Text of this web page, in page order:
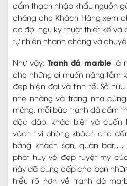
cẩm thạch nhập khẩu nguồn
chăng cho Khách Hàng xem
có đội ngũ kỹ thuật thiết kế và
tự nhiên nhanh chóng và
Như vậy: Tranh đá marble là
cho những ai muốn nâng tầm
đẹp hiện đại và tinh tế. Sở
nhẹ nhàng và trang nhã
màng, mỗi bức tranh đá cẩm
độc đáo, khác biệt và cuốn
vách tivi phòng khách cho
hàng khách sạn, quán
phát huy vẻ đẹp tuyệt mỹ
này đã cung cấp cho bạn
hiểu rõ hơn về tranh đá